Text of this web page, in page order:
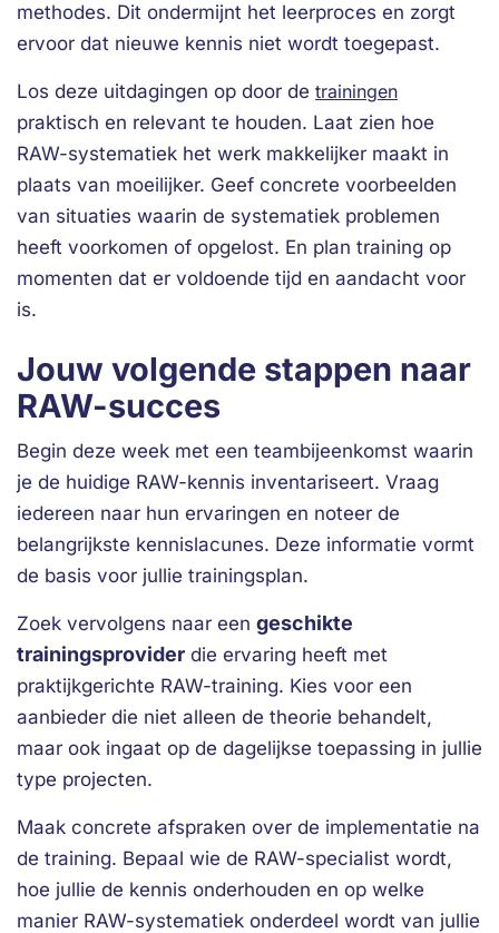
methodes. Dit ondermijnt het leerproces en zorgt
ervoor dat nieuwe kennis niet wordt toegepast.
Los deze uitdagingen op door de trainingen
praktisch en relevant te houden. Laat zien hoe
RAW-systematiek het werk makkelijker maakt in
plaats van moeilijker. Geef concrete voorbeelden
van situaties waarin de systematiek problemen
heeft voorkomen of opgelost. En plan training op
momenten dat er voldoende tijd en aandacht voor
is.
Jouw volgende stappen naar
RAW-succes
Begin deze week met een teambijeenkomst waarin
je de huidige RAW-kennis inventariseert. Vraag
iedereen naar hun ervaringen en noteer de
belangrijkste kennislacunes. Deze informatie vormt
de basis voor jullie trainingsplan.
Zoek vervolgens naar een geschikte
trainingsprovider die ervaring heeft met
praktijkgerichte RAW-training. Kies voor een
aanbieder die niet alleen de theorie behandelt,
maar ook ingaat op de dagelijkse toepassing in jullie
type projecten.
Maak concrete afspraken over de implementatie na
de training. Bepaal wie de RAW-specialist wordt,
hoe jullie de kennis onderhouden en op welke
manier RAW-systematiek onderdeel wordt van jullie